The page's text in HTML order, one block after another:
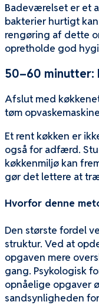
Badeværelset er et
bakterier hurtigt
rengøring af dette
opretholde god
50–60 minutter:
Afslut med
tøm
Et rent køkken er
også for adfærd.
køkkenmiljø kan
gør det lettere at
Hvorfor denne
Den største fordel
struktur. Ved at
opgaven mere
gang. Psykologisk
opnåelige opgaver
sandsynligheden